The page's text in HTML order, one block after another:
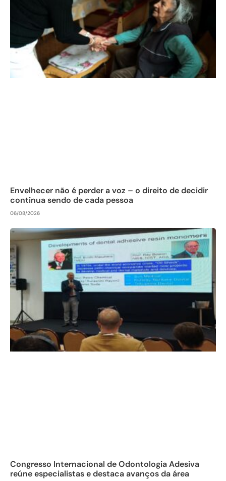
Envelhecer não é perder a voz – o direito de decidir
continua sendo de cada pessoa
06/08/2026
Congresso Internacional de Odontologia Adesiva
reúne especialistas e destaca avanços da área